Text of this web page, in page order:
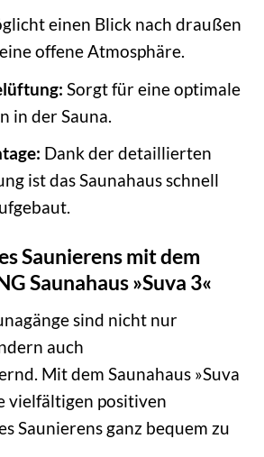
einen Blick nach draußen
offene Atmosphäre.
Sorgt für eine optimale
in der Sauna.
Dank der detaillierten
ist das Saunahaus schnell
Saunierens mit dem
Saunahaus »Suva 3«
sind nicht nur
auch
Mit dem Saunahaus »Suva
vielfältigen positiven
Saunierens ganz bequem zu